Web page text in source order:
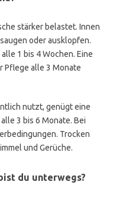
stärker belastet. Innen
oder ausklopfen.
1 bis 4 Wochen. Eine
Pflege alle 3 Monate
nutzt, genügt eine
3 bis 6 Monate. Bei
Trocken
und Gerüche.
du unterwegs?